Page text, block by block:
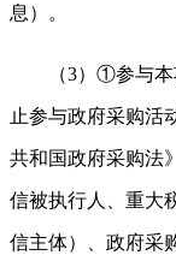
息）。
（3）①参与
止参与政府采购活
共和国政府采购法
信被执行人、重大
信主体）、政府采